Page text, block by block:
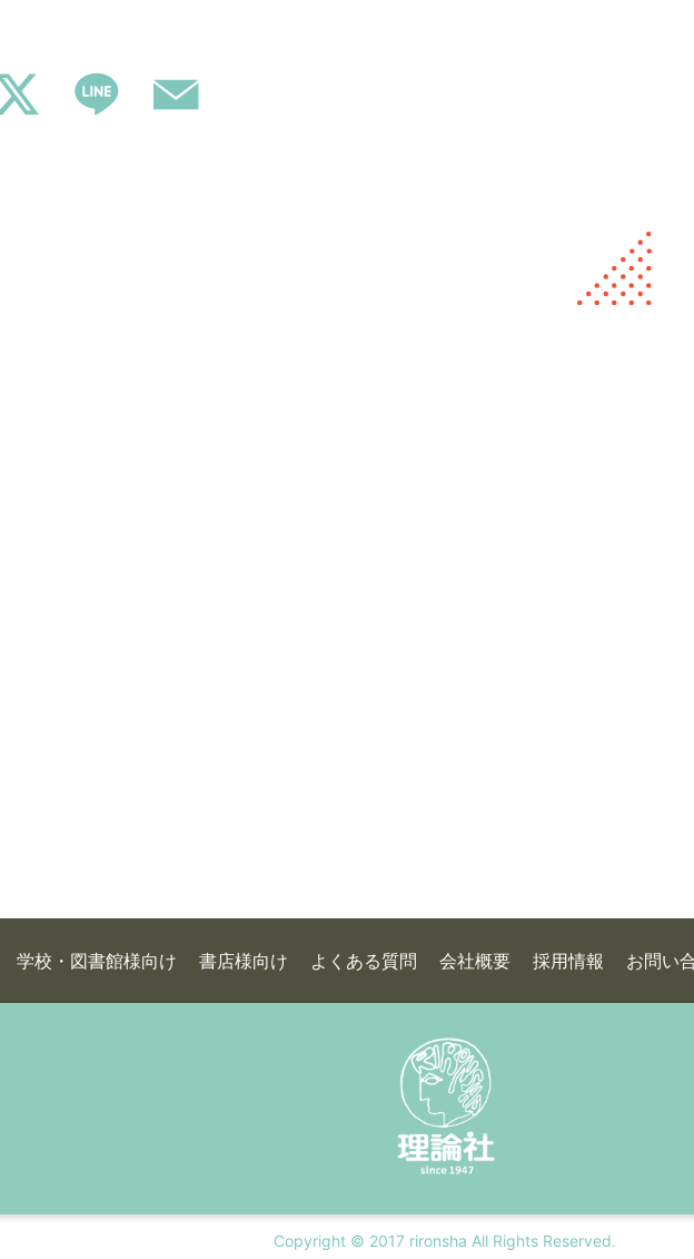
学校・図書館様向け 書店様向け よくある質問 会社概要 採用情報 お問い
Copyright © 2017 rironsha All Rights Reserved.